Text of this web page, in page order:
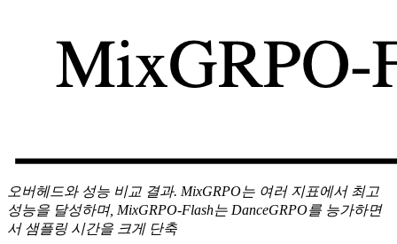
오버헤드와 성능 비교 결과. MixGRPO는 여러 지표에서 최고
성능을 달성하며, MixGRPO-Flash는 DanceGRPO를 능가하면
서 샘플링 시간을 크게 단축